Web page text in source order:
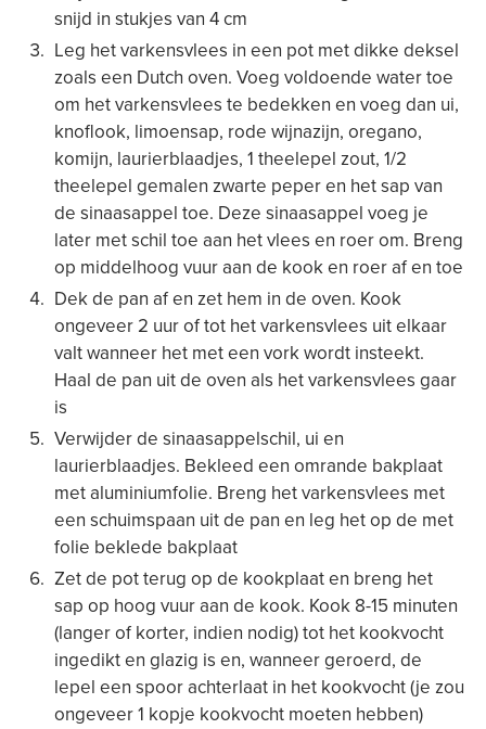
snijd in stukjes van 4 cm
Leg het varkensvlees in een pot met dikke deksel
zoals een Dutch oven. Voeg voldoende water toe
om het varkensvlees te bedekken en voeg dan ui,
knoflook, limoensap, rode wijnazijn, oregano,
komijn, laurierblaadjes, 1 theelepel zout, 1/2
theelepel gemalen zwarte peper en het sap van
de sinaasappel toe. Deze sinaasappel voeg je
later met schil toe aan het vlees en roer om. Breng
op middelhoog vuur aan de kook en roer af en toe
Dek de pan af en zet hem in de oven. Kook
ongeveer 2 uur of tot het varkensvlees uit elkaar
valt wanneer het met een vork wordt insteekt.
Haal de pan uit de oven als het varkensvlees gaar
is
Verwijder de sinaasappelschil, ui en
laurierblaadjes. Bekleed een omrande bakplaat
met aluminiumfolie. Breng het varkensvlees met
een schuimspaan uit de pan en leg het op de met
folie beklede bakplaat
Zet de pot terug op de kookplaat en breng het
sap op hoog vuur aan de kook. Kook 8-15 minuten
(langer of korter, indien nodig) tot het kookvocht
ingedikt en glazig is en, wanneer geroerd, de
lepel een spoor achterlaat in het kookvocht (je zou
ongeveer 1 kopje kookvocht moeten hebben)